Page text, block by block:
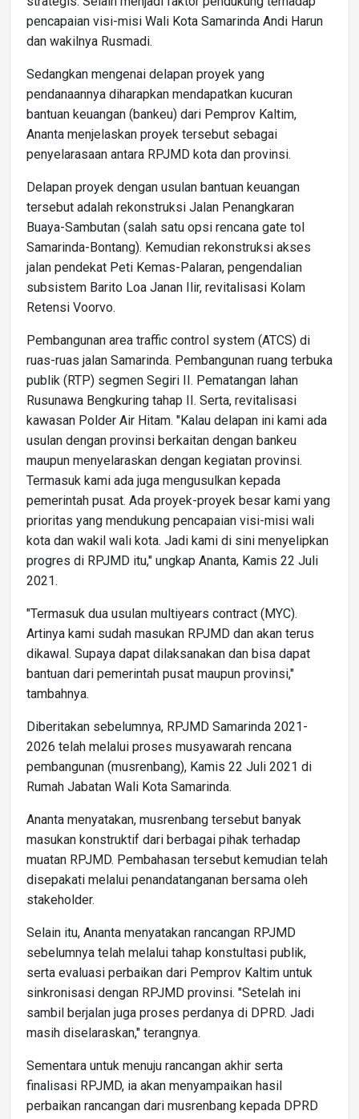
pencapaian visi-misi Wali Kota Samarinda Andi Harun
dan wakilnya Rusmadi.
Sedangkan mengenai delapan proyek yang
pendanaannya diharapkan mendapatkan kucuran
bantuan keuangan (bankeu) dari Pemprov Kaltim,
Ananta menjelaskan proyek tersebut sebagai
penyelarasaan antara RPJMD kota dan provinsi.
Delapan proyek dengan usulan bantuan keuangan
tersebut adalah rekonstruksi Jalan Penangkaran
Buaya-Sambutan (salah satu opsi rencana gate tol
Samarinda-Bontang). Kemudian rekonstruksi akses
jalan pendekat Peti Kemas-Palaran, pengendalian
subsistem Barito Loa Janan Ilir, revitalisasi Kolam
Retensi Voorvo.
Pembangunan area traffic control system (ATCS) di
ruas-ruas jalan Samarinda. Pembangunan ruang terbuka
publik (RTP) segmen Segiri II. Pematangan lahan
Rusunawa Bengkuring tahap II. Serta, revitalisasi
kawasan Polder Air Hitam. "Kalau delapan ini kami ada
usulan dengan provinsi berkaitan dengan bankeu
maupun menyelaraskan dengan kegiatan provinsi.
Termasuk kami ada juga mengusulkan kepada
pemerintah pusat. Ada proyek-proyek besar kami yang
prioritas yang mendukung pencapaian visi-misi wali
kota dan wakil wali kota. Jadi kami di sini menyelipkan
progres di RPJMD itu," ungkap Ananta, Kamis 22 Juli
2021.
"Termasuk dua usulan multiyears contract (MYC).
Artinya kami sudah masukan RPJMD dan akan terus
dikawal. Supaya dapat dilaksanakan dan bisa dapat
bantuan dari pemerintah pusat maupun provinsi,"
tambahnya.
Diberitakan sebelumnya, RPJMD Samarinda 2021-
2026 telah melalui proses musyawarah rencana
pembangunan (musrenbang), Kamis 22 Juli 2021 di
Rumah Jabatan Wali Kota Samarinda.
Ananta menyatakan, musrenbang tersebut banyak
masukan konstruktif dari berbagai pihak terhadap
muatan RPJMD. Pembahasan tersebut kemudian telah
disepakati melalui penandatanganan bersama oleh
stakeholder.
Selain itu, Ananta menyatakan rancangan RPJMD
sebelumnya telah melalui tahap konstultasi publik,
serta evaluasi perbaikan dari Pemprov Kaltim untuk
sinkronisasi dengan RPJMD provinsi. "Setelah ini
sambil berjalan juga proses perdanya di DPRD. Jadi
masih diselaraskan," terangnya.
Sementara untuk menuju rancangan akhir serta
finalisasi RPJMD, ia akan menyampaikan hasil
perbaikan rancangan dari musrenbang kepada DPRD